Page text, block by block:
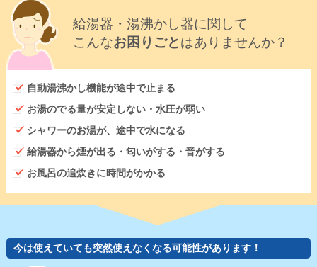
給湯器・湯沸かし器に関して
こんなお困りごとはありませんか？
自動湯沸かし機能が途中で止まる
お湯のでる量が安定しない・水圧が弱い
シャワーのお湯が、途中で水になる
給湯器から煙が出る・匂いがする・音がする
お風呂の追炊きに時間がかかる
今は使えていても突然使えなくなる可能性があります！